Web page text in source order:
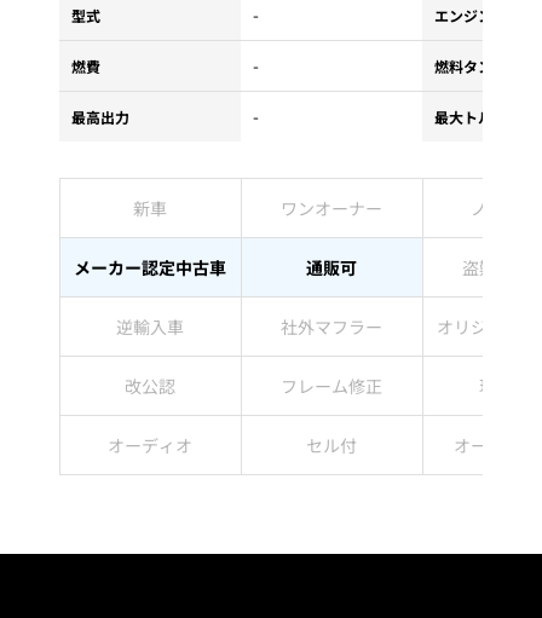
型式 - エンジンタイプ
燃費 - 燃料タンク容量
最高出力 - 最大トルク
新車 ワンオーナー ノーマ
メーカー認定中古車 通販可 盗難防止
逆輸入車 社外マフラー オリジナル
改公認 フレーム修正 現状販
オーディオ セル付 オートマ